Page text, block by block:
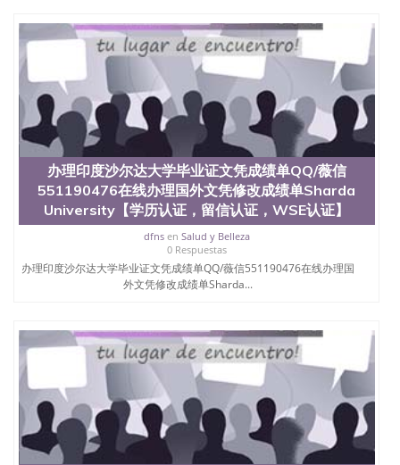
也吸引了众多不同国家的专业人士前来研究与学习。
二、办理流程： 1、收集客户办理信息； 2、客户付
定金下单； 3、公司确认到账转制作点做电子图；
4、电子图做好发给客户确认； 5、电子图确认好转成
品部做成品； 6、成品做好拍照或者视频确认再付余
款； 7、快递给客户（国内顺丰，国外DHL）。 三、
真实网上可查的证明材料 1、教育部学历学位认证，
留服真实存档可查，存档。 2、留学回国人员证明
（使馆认证），使馆网站真实存档可查。 3、留信网
真实可查认证办理，存档可查，终身受用。 四、办理
流程农业科学院、艺术与建筑学院、商学院、交流学
院、地球及物质科学院、教育学院、工程学院、健康
与人类发展学院、信息工程与科学学院、人文学院、
护理学院、科学学院等。学校的教育学院排名在全美
前十名，工学院排名在前十五名，且继续攀升中。纽
约大学为学生们提供本科、硕士及博士学位。学校的
学、美术、电子工程、天文学、农业、环境污染控
制、历史、电气工程、生物工程、建筑设计、工商管
理、材料科学、机械工程、航天工程、土木工程、数
学、化学、英语、社会科学、心理学、戏剧、市场营
销、机械工程、计算机科学、物理学、人工智能、商
科、金融专业 1、客户提供相关材料，确定客户办理
信息，给出操作方案； 2、补充毕业证成绩单等相关
材料； 3、留服注册申请账号，付定金； 4、预约递
办理印度沙尔达大学毕业证文凭成绩单QQ/薇信
551190476在线办理国外文凭修改成绩单Sharda
University【学历认证，留信认证，WSE认证】
dfnsen Salud y Belleza
0 Respuestas
办理印度沙尔达大学毕业证文凭成绩单QQ/薇信551190476在线办理国
外文凭修改成绩单Sharda...